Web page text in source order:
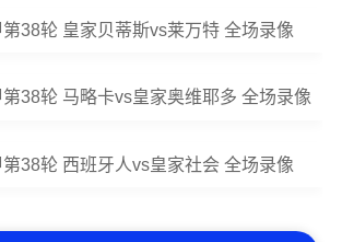
38轮 皇家贝蒂斯vs莱万特 全场录像
38轮 马略卡vs皇家奥维耶多 全场录像
38轮 西班牙人vs皇家社会 全场录像